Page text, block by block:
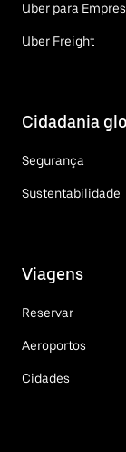
Uber para
Uber Freight
Cidadania
Segurança
Sustentabilidade
Viagens
Reservar
Aeroportos
Cidades